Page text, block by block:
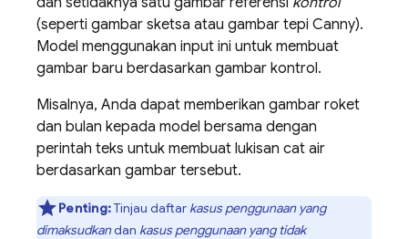
(seperti gambar sketsa atau gambar tepi Canny).
Model menggunakan input ini untuk membuat
gambar baru berdasarkan gambar kontrol.
Misalnya, Anda dapat memberikan gambar roket
dan bulan kepada model bersama dengan
perintah teks untuk membuat lukisan cat air
berdasarkan gambar tersebut.
Penting:Tinjau daftar kasus penggunaan yang
dimaksudkandan kasus penggunaan yang tidak